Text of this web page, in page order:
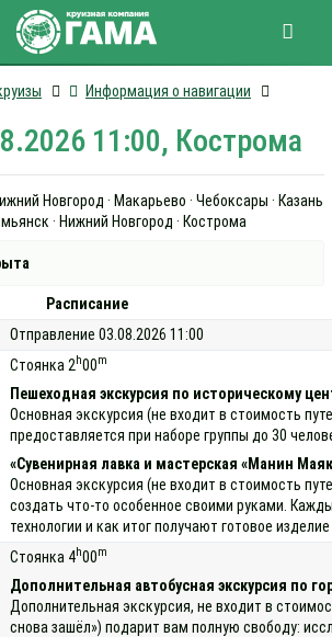
Информация о навигации
11:00, Кострома
Новгород · Макарьево · Чебоксары · Казань
· Нижний Новгород · Кострома
Расписание
Отправление 03.08.2026 11:00
Стоянка 2 h00m
Пешеходная экскурсия по историческому
Основная экскурсия (не входит в стоимость
предоставляется при наборе группы до 30
«Сувенирная лавка и мастерская «Манин
Основная экскурсия (не входит в стоимость
создать что-то особенное своими руками.
технологии и как итог получают готовое
Стоянка 4h00m
Дополнительная автобусная экскурсия по
Дополнительная экскурсия, не входит в
снова зашёл») подарит вам полную свободу: